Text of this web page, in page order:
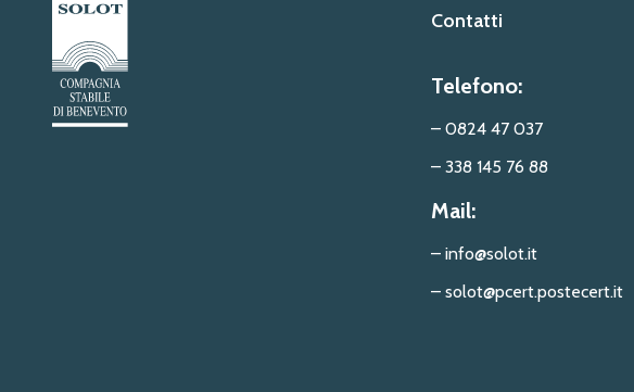
Contatti
Telefono:
– 0824 47 037
– 338 145 76 88
Mail:
– info@solot.it
– solot@pcert.postecert.it